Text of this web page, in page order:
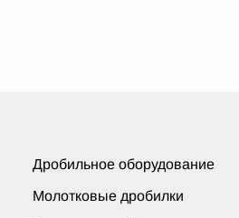
Дробильное оборудование
Молотковые дробилки